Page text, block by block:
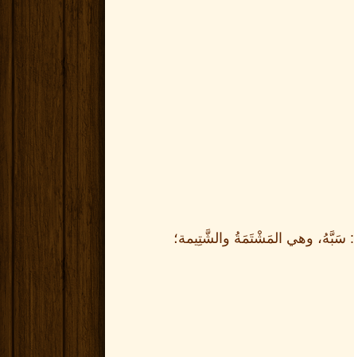
: سَبَّهُ، وهي المَشْتَمَةُ والشَّتِيمة؛